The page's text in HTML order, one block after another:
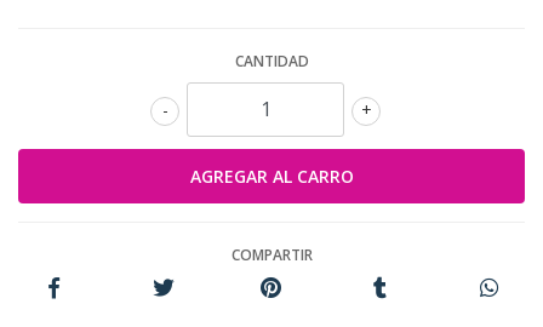
CANTIDAD
+
-
COMPARTIR